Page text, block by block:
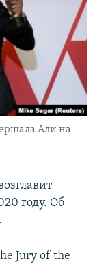
Али на
году. Об
Jury of the